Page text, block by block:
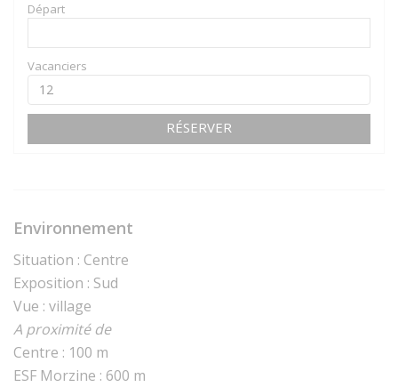
Départ
Vacanciers
RÉSERVER
Environnement
Situation : Centre
Exposition : Sud
Vue : village
A proximité de
Centre : 100 m
ESF Morzine : 600 m